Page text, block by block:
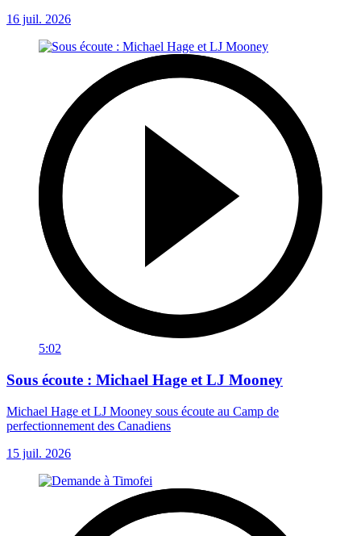
16 juil. 2026
5:02
Sous écoute : Michael Hage et LJ Mooney
Michael Hage et LJ Mooney sous écoute au Camp de
perfectionnement des Canadiens
15 juil. 2026